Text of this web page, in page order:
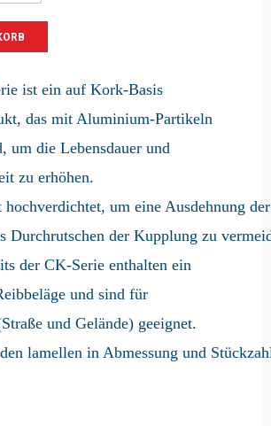
ist ein auf Kork-Basis
das mit Aluminium-Partikeln
um die Lebensdauer und
zu erhöhen.
um eine Ausdehnung
Durchrutschen der Kupplung zu
der CK-Serie enthalten ein
und sind für
und Gelände) geeignet.
lamellen in Abmessung und